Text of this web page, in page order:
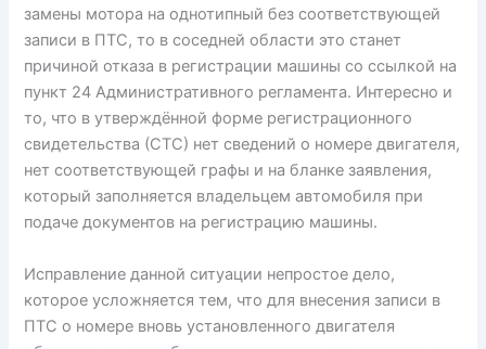
замены мотора на однотипный без соответствующей
записи в ПТС, то в соседней области это станет
причиной отказа в регистрации машины со ссылкой на
пункт 24 Административного регламента. Интересно и
то, что в утверждённой форме регистрационного
свидетельства (СТС) нет сведений о номере двигателя,
нет соответствующей графы и на бланке заявления,
который заполняется владельцем автомобиля при
подаче документов на регистрацию машины.
Исправление данной ситуации непростое дело,
которое усложняется тем, что для внесения записи в
ПТС о номере вновь установленного двигателя